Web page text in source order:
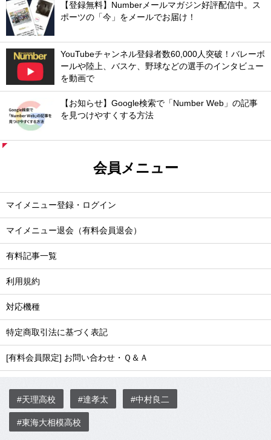
【登録無料】Numberメールマガジン好評配信中。ス
ポーツの「今」をメールでお届け！
YouTubeチャンネル登録者数60,000人突破！バレーボ
ールや陸上、バスケ、野球などの選手のインタビュー
を動画で
【お知らせ】Google検索で「Number Web」の記事
を見つけやすくする方法
会員メニュー
マイメニュー登録・ログイン
マイメニュー退会（有料会員退会）
有料記事一覧
利用規約
対応機種
特定商取引法に基づく表記
[有料会員限定] お問い合わせ・Ｑ＆Ａ
#天理高校 #達孝太 #中村良二
#東海大相模高校